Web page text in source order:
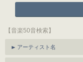
【音楽50音検索】
アーティスト名